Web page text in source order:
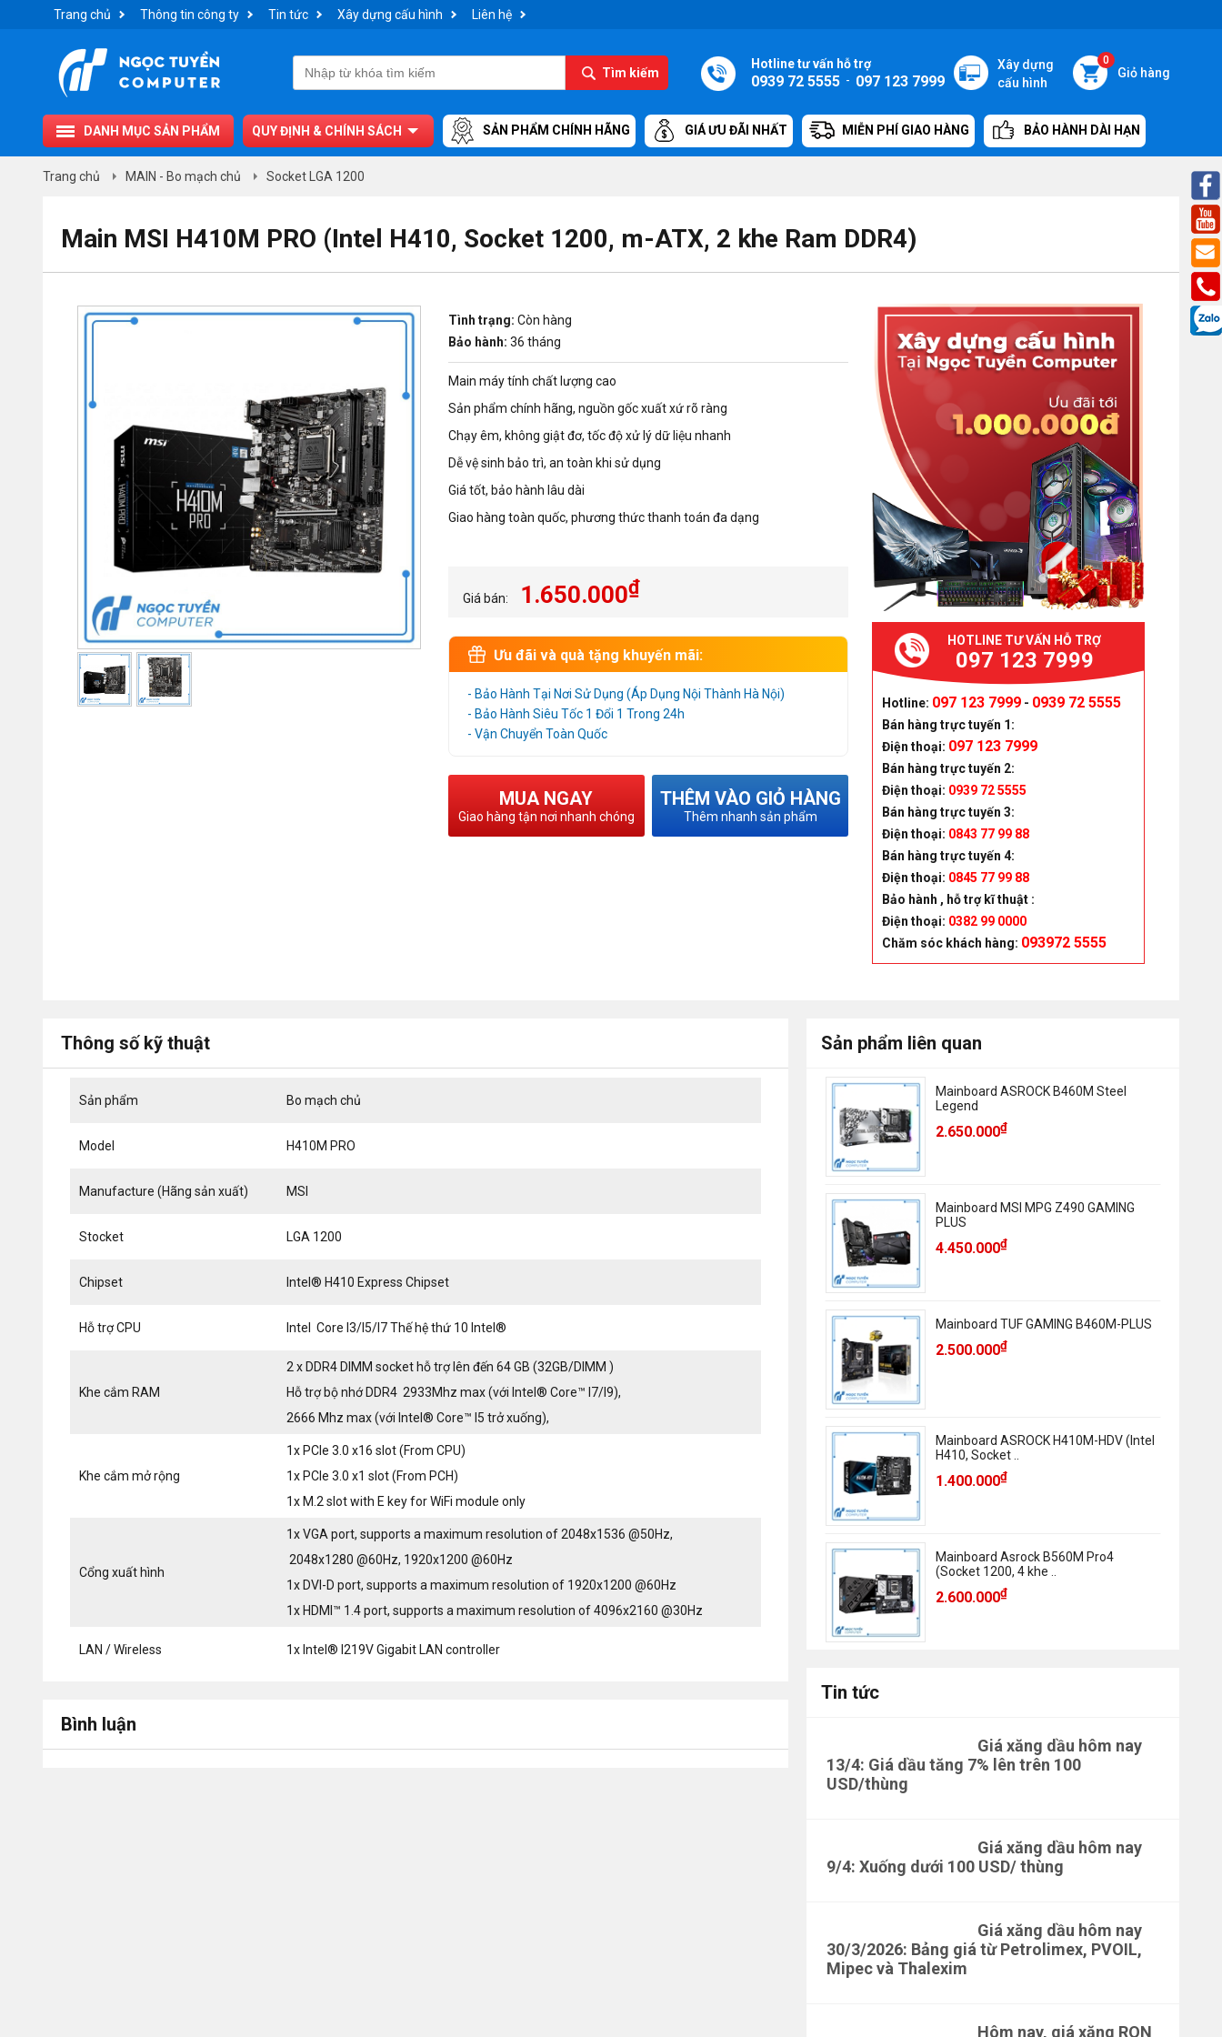
Trang chủ Thông tin công ty Tin tức Xây dựng cấu hình Liên hệ
Tìm kiếm
0
Giỏ hàng
Xây dựng
cấu hình
Hotline tư vấn hỗ trợ
0939 72 5555 - 097 123 7999
DANH MỤC SẢN PHẨM QUY ĐỊNH & CHÍNH SÁCH SẢN PHẨM CHÍNH HÃNG GIÁ ƯU ĐÃI NHẤT MIỄN PHÍ GIAO HÀNG BẢO HÀNH DÀI HẠN
Trang chủ MAIN - Bo mạch chủ Socket LGA 1200
Main MSI H410M PRO (Intel H410, Socket 1200, m-ATX, 2 khe Ram DDR4)
Tình trạng: Còn hàng
Bảo hành: 36 tháng
Main máy tính chất lượng cao
Sản phẩm chính hãng, nguồn gốc xuất xứ rõ ràng
Chạy êm, không giật đơ, tốc độ xử lý dữ liệu nhanh
Dễ vệ sinh bảo trì, an toàn khi sử dụng
Giá tốt, bảo hành lâu dài
Giao hàng toàn quốc, phương thức thanh toán đa dạng
Giá bán: 1.650.000₫
Ưu đãi và quà tặng khuyến mãi:
- Bảo Hành Tại Nơi Sử Dụng (Áp Dụng Nội Thành Hà Nội)
- Bảo Hành Siêu Tốc 1 Đổi 1 Trong 24h
- Vận Chuyển Toàn Quốc
MUA NGAY
Giao hàng tận nơi nhanh chóng
THÊM VÀO GIỎ HÀNG
Thêm nhanh sản phẩm
HOTLINE TƯ VẤN HỖ TRỢ
097 123 7999
Hotline: 097 123 7999 - 0939 72 5555
Bán hàng trực tuyến 1:
Điện thoại: 097 123 7999
Bán hàng trực tuyến 2:
Điện thoại: 0939 72 5555
Bán hàng trực tuyến 3:
Điện thoại: 0843 77 99 88
Bán hàng trực tuyến 4:
Điện thoại: 0845 77 99 88
Bảo hành , hỗ trợ kĩ thuật :
Điện thoại: 0382 99 0000
Chăm sóc khách hàng: 093972 5555
Thông số kỹ thuật
Sản phẩm Bo mạch chủ
Model H410M PRO
Manufacture (Hãng sản xuất) MSI
Stocket LGA 1200
Chipset Intel® H410 Express Chipset
Hỗ trợ CPU Intel Core I3/I5/I7 Thế hệ thứ 10 Intel®
Khe cắm RAM
2 x DDR4 DIMM socket hỗ trợ lên đến 64 GB (32GB/DIMM )
Hỗ trợ bộ nhớ DDR4 2933Mhz max (với Intel® Core™ I7/I9),
2666 Mhz max (với Intel® Core™ I5 trở xuống),
Khe cắm mở rộng
1x PCIe 3.0 x16 slot (From CPU)
1x PCIe 3.0 x1 slot (From PCH)
1x M.2 slot with E key for WiFi module only
Cổng xuất hình
1x VGA port, supports a maximum resolution of 2048x1536 @50Hz,
2048x1280 @60Hz, 1920x1200 @60Hz
1x DVI-D port, supports a maximum resolution of 1920x1200 @60Hz
1x HDMI™ 1.4 port, supports a maximum resolution of 4096x2160 @30Hz
LAN / Wireless 1x Intel® I219V Gigabit LAN controller
Bình luận
Sản phẩm liên quan
Mainboard ASROCK B460M Steel
Legend
2.650.000₫
Mainboard MSI MPG Z490 GAMING
PLUS
4.450.000₫
Mainboard TUF GAMING B460M-PLUS
2.500.000₫
Mainboard ASROCK H410M-HDV (Intel
H410, Socket ..
1.400.000₫
Mainboard Asrock B560M Pro4
(Socket 1200, 4 khe ..
2.600.000₫
Tin tức
Giá xăng dầu hôm nay
13/4: Giá dầu tăng 7% lên trên 100
USD/thùng
Giá xăng dầu hôm nay
9/4: Xuống dưới 100 USD/ thùng
Giá xăng dầu hôm nay
30/3/2026: Bảng giá từ Petrolimex, PVOIL,
Mipec và Thalexim
Hôm nay, giá xăng RON